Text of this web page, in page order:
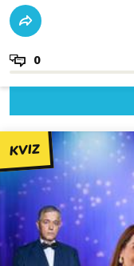
0
KVIZ